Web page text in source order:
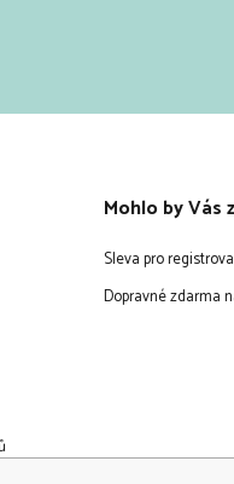
Mohlo by Vás
Sleva pro
Dopravné zdarma